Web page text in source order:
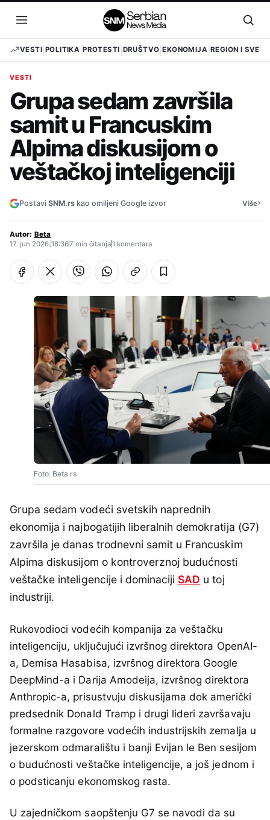
sadržaj
Otvori
meni
VESTI POLITIKA PROTESTI DRUŠTVO EKONOMIJA REGION I SVET
VESTI
Grupa sedam završila
samit u Francuskim
Alpima diskusijom o
veštačkoj inteligenciji
Postavi SNM.rs kao omiljeni Google izvor Više›
Autor: Beta
17. jun 2026.18:367 min čitanja1 komentara
Foto: Beta.rs
Grupa sedam vodeći svetskih naprednih
ekonomija i najbogatijih liberalnih demokratija (G7)
završila je danas trodnevni samit u Francuskim
Alpima diskusijom o kontroverznoj budućnosti
veštačke inteligencije i dominaciji SAD u toj
industriji.
Rukovodioci vodećih kompanija za veštačku
inteligenciju, uključujući izvršnog direktora OpenAI-
a, Demisa Hasabisa, izvršnog direktora Google
DeepMind-a i Darija Amodeija, izvršnog direktora
Anthropic-a, prisustvuju diskusijama dok američki
predsednik Donald Tramp i drugi lideri završavaju
formalne razgovore vodećih industrijskih zemalja u
jezerskom odmaralištu i banji Evijan le Ben sesijom
o budućnosti veštačke inteligencije, a još jednom i
o podsticanju ekonomskog rasta.
U zajedničkom saopštenju G7 se navodi da su